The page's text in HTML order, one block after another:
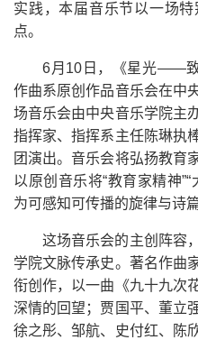
实践，本届音乐节以一场
点。
6月10日，《星光——致
作曲系原创作品音乐会在中
场音乐会由中央音乐学院主
指挥家、指挥系主任陈琳执
团演出。音乐会将弘扬教育
以原创音乐将“教育家精神
为可感知可传播的旋律与诗篇
这场音乐会的主创阵容
学院文脉传承史。著名作曲
衔创作，以一曲《九十九次
深情的回望；贾国平、董立
徐之彤、邹航、史付红、陈